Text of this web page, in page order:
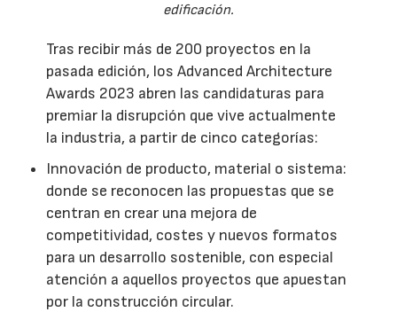
edificación.
Tras recibir más de 200 proyectos en la
pasada edición, los Advanced Architecture
Awards 2023 abren las candidaturas para
premiar la disrupción que vive actualmente
la industria, a partir de cinco categorías:
Innovación de producto, material o sistema:
donde se reconocen las propuestas que se
centran en crear una mejora de
competitividad, costes y nuevos formatos
para un desarrollo sostenible, con especial
atención a aquellos proyectos que apuestan
por la construcción circular.